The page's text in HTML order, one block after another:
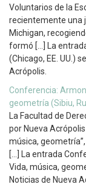
Voluntarios de la
recientemente una
Michigan,
formó […] La
(Chicago, EE. UU.)
Acrópolis.
Conferencia:
geometría (Sibiu,
La Facultad de
por Nueva
música,
[…] La entrada
Vida, música,
Noticias de Nueva